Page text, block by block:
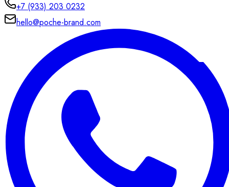
+7 (933) 203 0232
hello@poche-brand.com